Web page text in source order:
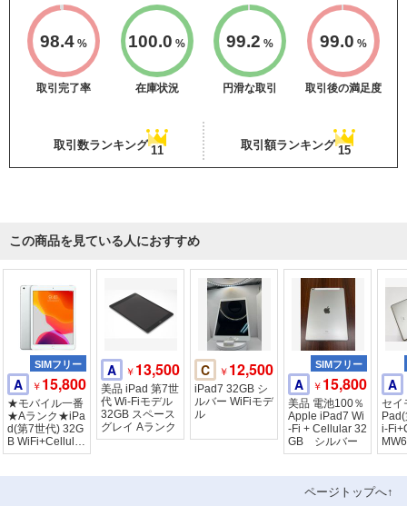
98.4 %
取引完了率
100.0 %
在庫状況
99.2 %
円滑な取引
99.0 %
取引後の満足度
取引数ランキング 11 取引額ランキング 15
この商品を見ている人におすすめ
SIMフリー
A ￥15,800
★モバイル一番
★Aランク★iPa
d(第7世代) 32G
B WiFi+Cellular
シルバー
A ￥13,500
美品 iPad 第7世
代 Wi-Fiモデル
32GB スペース
グレイ Aランク
C ￥12,500
iPad7 32GB シ
ルバー WiFiモデ
ル
SIMフリー
A ￥15,800
美品 電池100％
Apple iPad7 Wi
-Fi + Cellular 32
GB シルバー
A
セ
i-
ルバ
ページトップへ↑